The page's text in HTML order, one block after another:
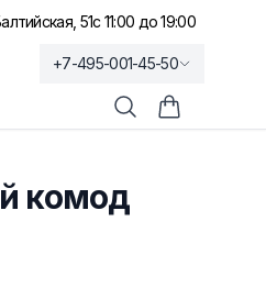
51с 11:00 до 19:00
+7-495-001-45-50
ПоискКорзина
комод